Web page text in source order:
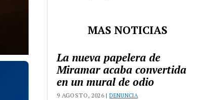
MAS NOTICIAS
La nueva papelera de
Miramar acaba convertida
en un mural de odio
9 AGOSTO, 2026 |DENUNCIA